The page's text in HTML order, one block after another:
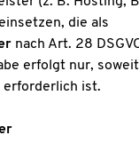
die als
nach Art. 28
erfolgt nur,
erforderlich ist.